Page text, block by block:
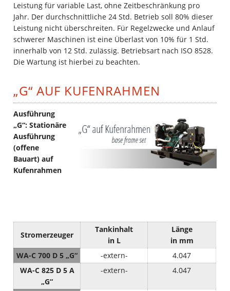
Leistung für variable Last, ohne Zeitbeschränkung pro
Jahr. Der durchschnittliche 24 Std. Betrieb soll 80% dieser
Leistung nicht überschreiten. Für Regelzwecke und Anlauf
schwerer Maschinen ist eine Überlast von 10% für 1 Std.
innerhalb von 12 Std. zulässig. Betriebsart nach ISO 8528.
Die Wartung ist hierbei zu beachten.
„G“ AUF KUFENRAHMEN
Ausführung
„G“: Stationäre
Ausführung
(offene
Bauart) auf
Kufenrahmen
Stromerzeuger
Tankinhalt
in L
Länge
in mm
WA-C 700 D 5 „G“
-extern-
4.047
WA-C 825 D 5 A
„G“
-extern- 4.047